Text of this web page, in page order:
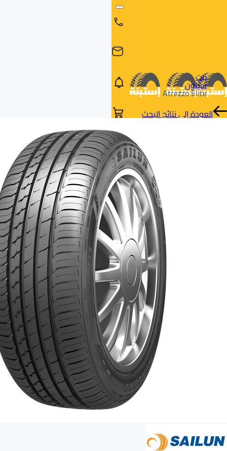
بالمقاس
البحث
حسب
العلامة
التجارية
بيت
سيلون
Atrezzo Elite
العودة إلى نتائج البحث